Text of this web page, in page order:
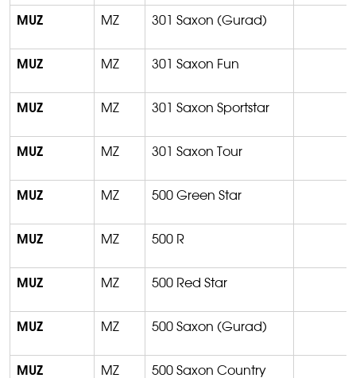
MUZ MZ 301 Saxon (Gurad)
MUZ MZ 301 Saxon Fun
MUZ MZ 301 Saxon Sportstar
MUZ MZ 301 Saxon Tour
MUZ MZ 500 Green Star
MUZ MZ 500 R
MUZ MZ 500 Red Star
MUZ MZ 500 Saxon (Gurad)
MUZ MZ 500 Saxon Country